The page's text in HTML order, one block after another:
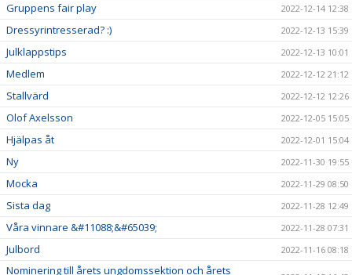
Gruppens fair play 2022-12-14 12:38
Dressyrintresserad? :) 2022-12-13 15:39
Julklappstips 2022-12-13 10:01
Medlem 2022-12-12 21:12
Stallvärd 2022-12-12 12:26
Olof Axelsson 2022-12-05 15:05
Hjälpas åt 2022-12-01 15:04
Ny 2022-11-30 19:55
Mocka 2022-11-29 08:50
Sista dag 2022-11-28 12:49
Våra vinnare &#11088;&#65039; 2022-11-28 07:31
Julbord 2022-11-16 08:18
Nominering till årets ungdomssektion och årets